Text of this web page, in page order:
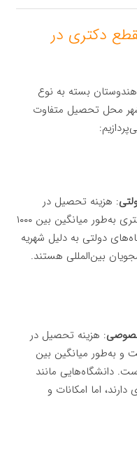
دکتری در
بسته به نوع
محل تحصیل متفاوت
: هزینه تحصیل در
دانشگاه‌های دولتی برای دوره دکتری به‌طور میانگین بین ۱۰۰۰
دولتی به دلیل شهریه
بین‌المللی هستند.
: هزینه تحصیل در
به‌طور میانگین بین
است. دانشگاه‌هایی مانند
اما امکانات و